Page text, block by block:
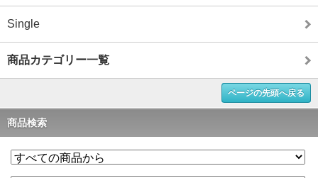
Single
商品カテゴリー一覧
ページの先頭へ戻る
商品検索